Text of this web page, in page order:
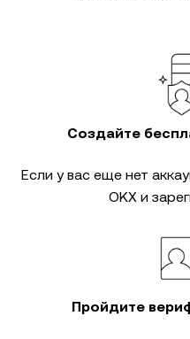
Создайте
Если у вас еще нет
OKX и
Пройдите